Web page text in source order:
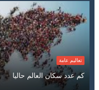
تعاليم عامة
كم عدد سكان العالم حاليا